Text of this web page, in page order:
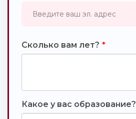
Сколько вам лет? *
Какое у вас образование?